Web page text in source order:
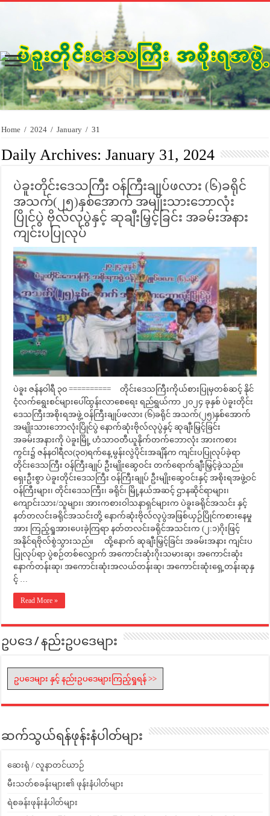
Home / 2024 / January / 31
Daily Archives:January 31, 2024
ပဲခူးတိုင်းဒေသကြီး ဝန်ကြီးချုပ်ဖလား (၆)ခရိုင်
အသက်(၂၅)နှစ်အောက် အမျိုးသားဘောလုံး
ပြိုင်ပွဲ ဗိုလ်လုပွဲနှင့် ဆုချီးမြှင့်ခြင်း အခမ်းအနား
ကျင်းပပြုလုပ်
ပဲခူး ဇန်နဝါရီ ၃၀ ========== တိုင်းဒေသကြီးကိုယ်စားပြုမှတစ်ဆင့် နိုင်
ငံ့လက်ရွေးစင်များပေါ်ထွန်းလာစေရေး ရည်ရွယ်ကာ ၂၀၂၄ ခုနှစ် ပဲခူးတိုင်း
ဒေသကြီးအစိုးရအဖွဲ့ ဝန်ကြီးချုပ်ဖလား (၆)ခရိုင် အသက်(၂၅)နှစ်အောက်
အမျိုးသားဘောလုံးပြိုင်ပွဲ နောက်ဆုံးဗိုလ်လုပွဲနှင့် ဆုချီးမြှင့်ခြင်း
အခမ်းအနားကို ပဲခူးမြို့ ဟံသာဝတီယူနိုက်တက်ဘောလုံး အားကစား
ကွင်း၌ ဇန်နဝါရီလ(၃၀)ရက်နေ့ မွန်းလွဲပိုင်းအချိန်က ကျင်းပပြုလုပ်ခဲ့ရာ
တိုင်းဒေသကြီး ဝန်ကြီးချုပ် ဦးမျိုးဆွေဝင်း တက်ရောက်ချီးမြှင့်ခဲ့သည်။
ရှေးဦးစွာ ပဲခူးတိုင်းဒေသကြီး ဝန်ကြီးချုပ် ဦးမျိုးဆွေဝင်းနှင့် အစိုးရအဖွဲ့ဝင်
ဝန်ကြီးများ၊ တိုင်းဒေသကြီး၊ ခရိုင်၊ မြို့နယ်အဆင့် ဌာနဆိုင်ရာများ၊
ကျောင်းသား/သူများ၊ အားကစားဝါသနာရှင်များက ပဲခူးခရိုင်အသင်း နှင့်
နတ်တလင်းခရိုင်အသင်းတို့ နောက်ဆုံးဗိုလ်လုပွဲအဖြစ်ယှဉ်ပြိုင်ကစားနေမှု
အား ကြည့်ရှုအားပေးခဲ့ကြရာ နတ်တလင်းခရိုင်အသင်းက (၂:၁)ဂိုးဖြင့်
အနိုင်ရဗိုလ်စွဲသွားသည်။ ထို့နောက် ဆုချီးမြှင့်ခြင်း အခမ်းအနား ကျင်းပ
ပြုလုပ်ရာ ပွဲစဉ်တစ်လျှောက် အကောင်းဆုံးဂိုးသမားဆု၊ အကောင်းဆုံး
နောက်တန်းဆု၊ အကောင်းဆုံးအလယ်တန်းဆု၊ အကောင်းဆုံးရှေ့တန်းဆုနှ
င့် …
Read More »
ဥပဒေ / နည်းဥပဒေများ
ဥပဒေများ နှင့် နည်းဥပဒေများကြည့်ရှုရန် >>
ဆက်သွယ်ရန်ဖုန်းနံပါတ်များ
ဆေးရုံ / လူနာတင်ယာဉ်
မီးသတ်စခန်းများ၏ ဖုန်းနံပါတ်များ
ရဲစခန်းဖုန်းနံပါတ်များ